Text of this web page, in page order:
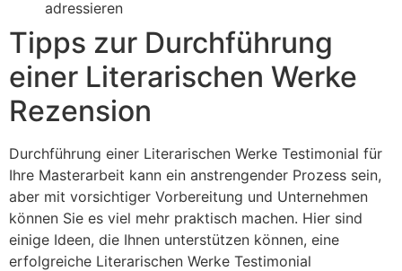
adressieren
Tipps zur Durchführung
einer Literarischen Werke
Rezension
Durchführung einer Literarischen Werke Testimonial für
Ihre Masterarbeit kann ein anstrengender Prozess sein,
aber mit vorsichtiger Vorbereitung und Unternehmen
können Sie es viel mehr praktisch machen. Hier sind
einige Ideen, die Ihnen unterstützen können, eine
erfolgreiche Literarischen Werke Testimonial